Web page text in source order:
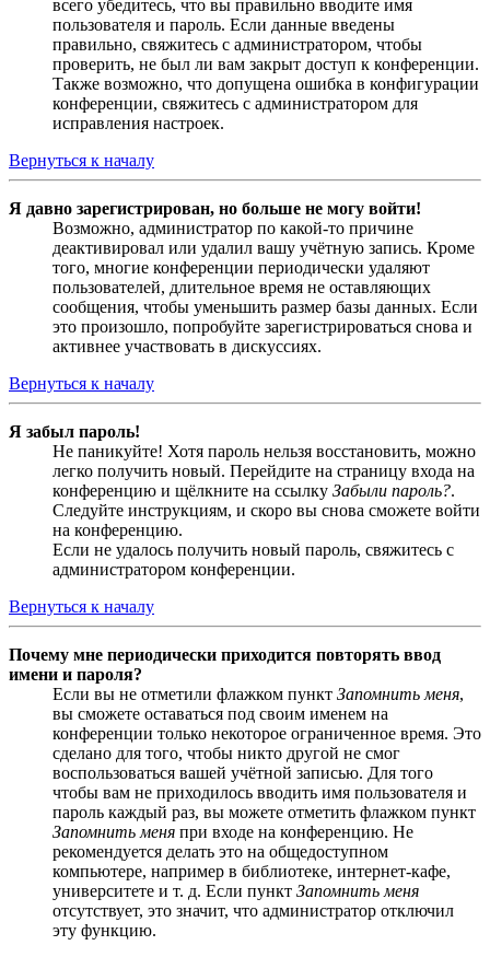
всего убедитесь, что вы правильно вводите имя
пользователя и пароль. Если данные введены
правильно, свяжитесь с администратором, чтобы
проверить, не был ли вам закрыт доступ к конференции.
Также возможно, что допущена ошибка в конфигурации
конференции, свяжитесь с администратором для
исправления настроек.
Вернуться к началу
Я давно зарегистрирован, но больше не могу войти!
Возможно, администратор по какой-то причине
деактивировал или удалил вашу учётную запись. Кроме
того, многие конференции периодически удаляют
пользователей, длительное время не оставляющих
сообщения, чтобы уменьшить размер базы данных. Если
это произошло, попробуйте зарегистрироваться снова и
активнее участвовать в дискуссиях.
Вернуться к началу
Я забыл пароль!
Не паникуйте! Хотя пароль нельзя восстановить, можно
легко получить новый. Перейдите на страницу входа на
конференцию и щёлкните на ссылку Забыли пароль?.
Следуйте инструкциям, и скоро вы снова сможете войти
на конференцию.
Если не удалось получить новый пароль, свяжитесь с
администратором конференции.
Вернуться к началу
Почему мне периодически приходится повторять ввод
имени и пароля?
Если вы не отметили флажком пункт Запомнить меня,
вы сможете оставаться под своим именем на
конференции только некоторое ограниченное время. Это
сделано для того, чтобы никто другой не смог
воспользоваться вашей учётной записью. Для того
чтобы вам не приходилось вводить имя пользователя и
пароль каждый раз, вы можете отметить флажком пункт
Запомнить меня при входе на конференцию. Не
рекомендуется делать это на общедоступном
компьютере, например в библиотеке, интернет-кафе,
университете и т. д. Если пункт Запомнить меня
отсутствует, это значит, что администратор отключил
эту функцию.